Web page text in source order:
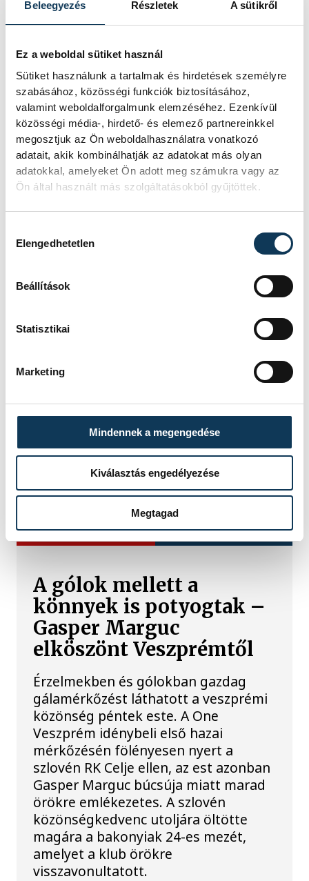
Beleegyezés Részletek A sütikről
Ez a weboldal sütiket használ
Sütiket használunk a tartalmak és hirdetések személyre
szabásához, közösségi funkciók biztosításához,
valamint weboldalforgalmunk elemzéséhez. Ezenkívül
közösségi média-, hirdető- és elemező partnereinkkel
megosztjuk az Ön weboldalhasználatra vonatkozó
adatait, akik kombinálhatják az adatokat más olyan
adatokkal, amelyeket Ön adott meg számukra vagy az
Ön által használt más szolgáltatásokból gyűjtöttek.
Elengedhetetlen
Beállítások
Statisztikai
Marketing
Mindennek a megengedése
Kiválasztás engedélyezése
Megtagad
EREDMÉNY
SOROZAT FÉRFI KÉZILABDA NB I,
DÖNTŐ, 2025/26
HAZAI
ONE VESZPRÉM
VENDÉG
OTP BANK-PICK SZEGED
IDŐPONT
2026. MÁJUS 29. 19:00
HELYSZÍN
ONE VESZPRÉM ARÉNA
38-36
SOROZAT
HAZAI
OTP BANK-PICK SZEGED
VENDÉG
EREDMÉNY
TOVÁBBI CIKKEK
ONE VESZPRÉM HC
A gólok mellett a
könnyek is potyogtak –
Gasper Marguc
elköszönt Veszprémtől
Érzelmekben és gólokban gazdag
gálamérkőzést láthatott a veszprémi
közönség péntek este. A One
Veszprém idénybeli első hazai
mérkőzésén fölényesen nyert a
szlovén RK Celje ellen, az est azonban
Gasper Marguc búcsúja miatt marad
örökre emlékezetes. A szlovén
közönségkedvenc utoljára öltötte
magára a bakonyiak 24-es mezét,
amelyet a klub örökre
visszavonultatott.